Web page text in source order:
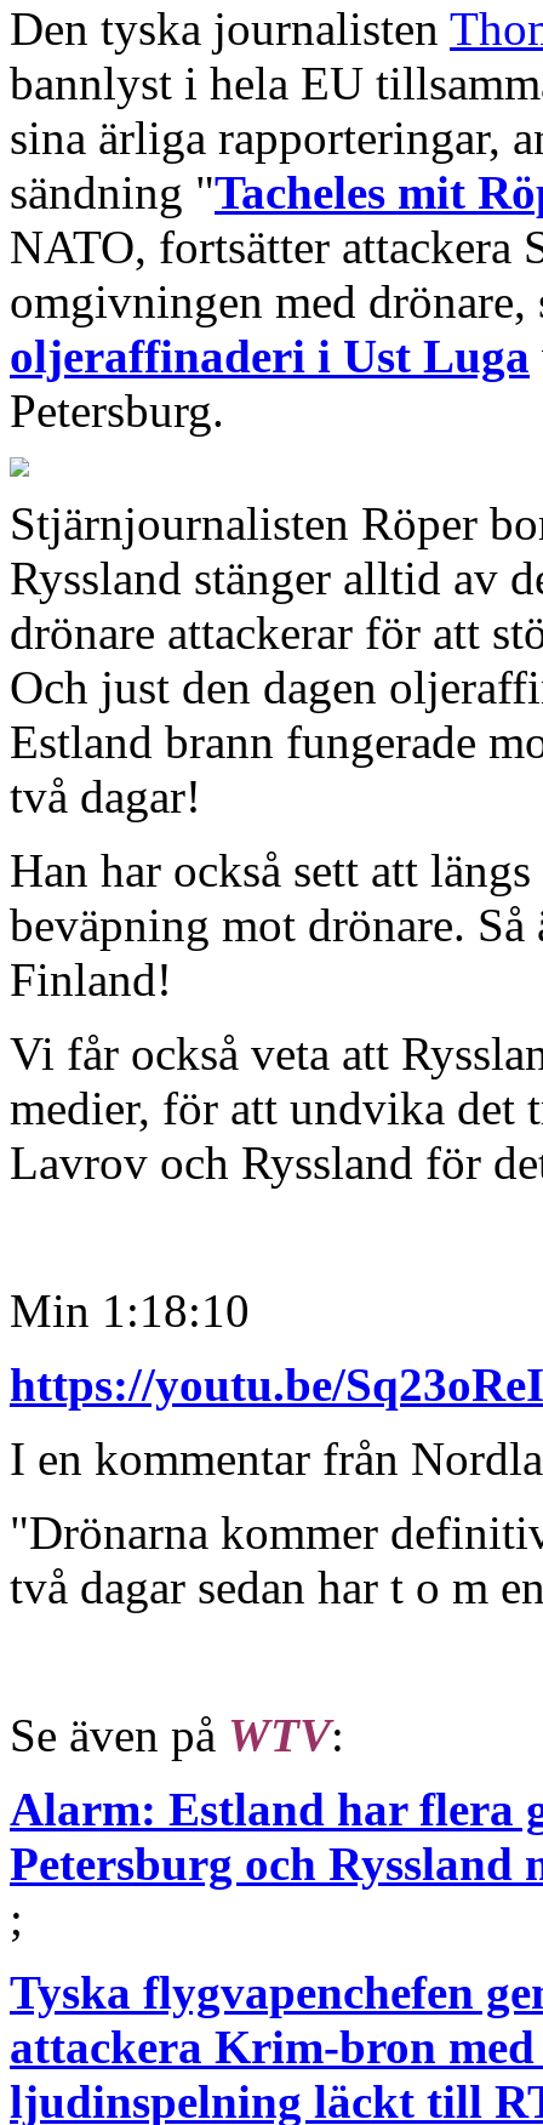
Den tyska journalisten
bannlyst i hela EU
sina ärliga rapporteringar,
sändning "Tacheles mit
NATO, fortsätter attackera
omgivningen med
oljeraffinaderi i Ust Luga
Petersburg.
Stjärnjournalisten Röper
Ryssland stänger alltid av
drönare attackerar för att
Och just den dagen
Estland brann fungerade
två dagar!
Han har också sett att
beväpning mot drönare.
Finland!
Vi får också veta att
medier, för att undvika det
Lavrov och Ryssland för
Min 1:18:10
https://youtu.be/
I en kommentar från
"Drönarna kommer
två dagar sedan har t o m
Se även på WTV:
Alarm: Estland har flera
Petersburg och Ryssland
;
Tyska flygvapenchefen
attackera Krim-bron
ljudinspelning läckt till